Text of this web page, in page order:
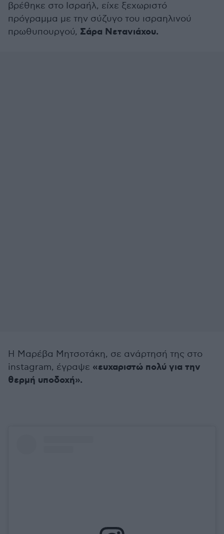
βρέθηκε στο Ισραήλ, είχε ξεχωριστό
πρόγραμμα με την σύζυγο του ισραηλινού
πρωθυπουργού, Σάρα Νετανιάχου.
Η Μαρέβα Μητσοτάκη, σε ανάρτησή της στο
instagram, έγραψε «ευχαριστώ πολύ για την
θερμή υποδοχή».